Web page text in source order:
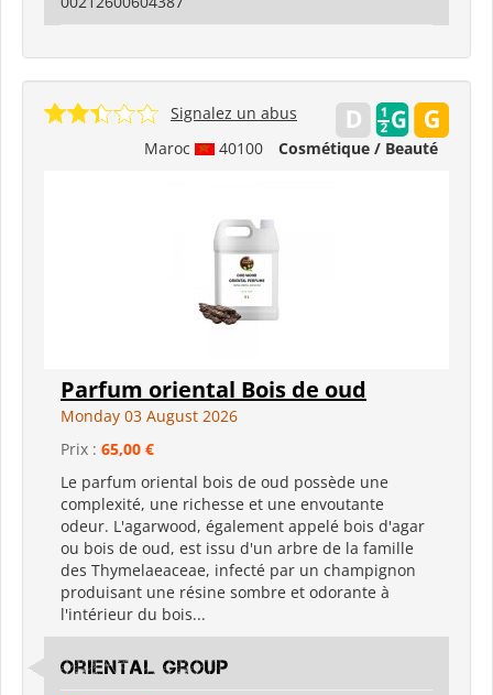
Maroc 40100 Cosmétique / Beauté
Signalez un abus
Parfum oriental Bois de oud
Monday 03 August 2026
Prix : 65,00 €
Le parfum oriental bois de oud possède une
complexité, une richesse et une envoutante
odeur. L'agarwood, également appelé bois d'agar
ou bois de oud, est issu d'un arbre de la famille
des Thymelaeaceae, infecté par un champignon
produisant une résine sombre et odorante à
l'intérieur du bois...
Oriental Group